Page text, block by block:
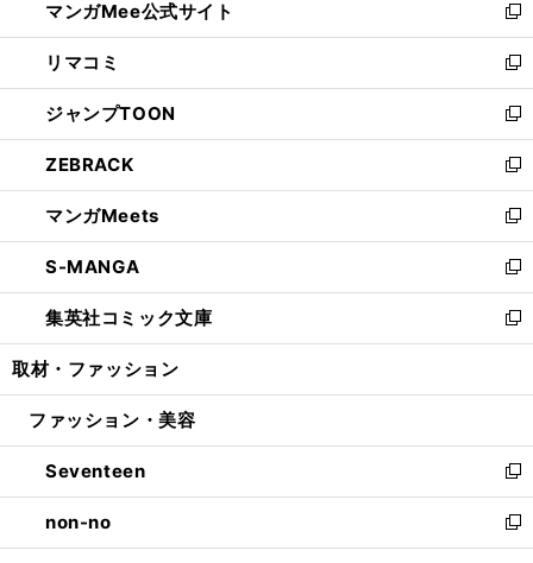
く
ド
ウ
で
開
く
ィ
ン
ド
ウ
で
開
く
い
ウ
ィ
ン
ド
ウ
で
開
く
マンガMee公式サイト
新
し
い
ウ
ィ
ン
ド
ウ
で
開
く
リマコミ
新
し
い
ウ
ィ
ン
ド
ウ
で
開
く
ジャンプTOON
新
し
い
ウ
ィ
ン
ド
ウ
で
開
ZEBRACK
新
し
い
ウ
ィ
ン
ド
ウ
開
マンガMeets
新
し
い
ウ
ィ
ン
ウ
開
く
S-MANGA
新
し
い
ウ
ン
ウ
で
開
く
集英社コミック文庫
新
し
ウ
ン
ド
ウ
で
開
取材・ファッション
ファッション・美容
Seventeen
新
し
い
ウ
non-no
新
し